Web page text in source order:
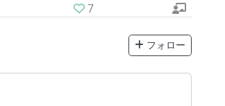
7
フォロー